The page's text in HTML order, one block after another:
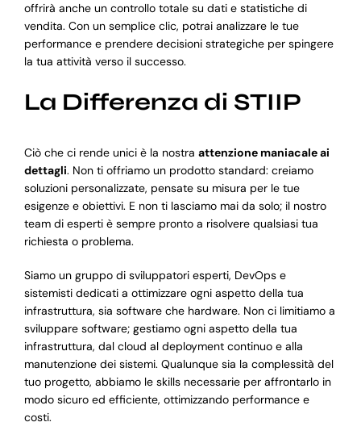
offrirà anche un controllo totale su dati e statistiche di
vendita. Con un semplice clic, potrai analizzare le tue
performance e prendere decisioni strategiche per spingere
la tua attività verso il successo.
La Differenza di STIIP
Ciò che ci rende unici è la nostra attenzione maniacale ai
dettagli. Non ti offriamo un prodotto standard: creiamo
soluzioni personalizzate, pensate su misura per le tue
esigenze e obiettivi. E non ti lasciamo mai da solo; il nostro
team di esperti è sempre pronto a risolvere qualsiasi tua
richiesta o problema.
Siamo un gruppo di sviluppatori esperti, DevOps e
sistemisti dedicati a ottimizzare ogni aspetto della tua
infrastruttura, sia software che hardware. Non ci limitiamo a
sviluppare software; gestiamo ogni aspetto della tua
infrastruttura, dal cloud al deployment continuo e alla
manutenzione dei sistemi. Qualunque sia la complessità del
tuo progetto, abbiamo le skills necessarie per affrontarlo in
modo sicuro ed efficiente, ottimizzando performance e
costi.